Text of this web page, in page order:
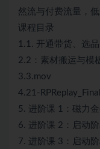
然流与付费流量，
课程目录
1.1. 开通带货、选
2.2：素材搬运与模
3.3.mov
4.21-
5. 进阶课 1：磁力
6. 进阶课 2：启动
7. 进阶课 3：启动